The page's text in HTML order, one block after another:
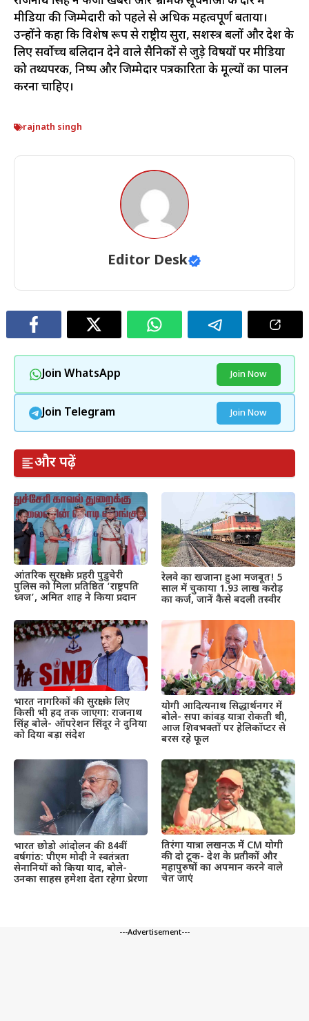
मीडिया की जिम्मेदारी को पहले से अधिक महत्वपूर्ण बताया।
उन्होंने कहा कि विशेष रूप से राष्ट्रीय सुरक्षा, सशस्त्र बलों और देश के
लिए सर्वोच्च बलिदान देने वाले सैनिकों से जुड़े विषयों पर मीडिया
को तथ्यपरक, निष्पक्ष और जिम्मेदार पत्रकारिता के मूल्यों का पालन
करना चाहिए।
rajnath singh
Editor Desk
Join WhatsApp Join Now
Join Telegram Join Now
और पढ़ें
आंतरिक सुरक्षा के प्रहरी पुडुचेरी
पुलिस को मिला प्रतिष्ठित ‘राष्ट्रपति
ध्वज’, अमित शाह ने किया प्रदान
रेलवे का खजाना हुआ मजबूत! 5
साल में चुकाया 1.93 लाख करोड़
का कर्ज, जानें कैसे बदली तस्वीर
भारत नागरिकों की सुरक्षा के लिए
किसी भी हद तक जाएगा: राजनाथ
सिंह बोले- ऑपरेशन सिंदूर ने दुनिया
को दिया बड़ा संदेश
योगी आदित्यनाथ सिद्धार्थनगर में
बोले- सपा कांवड़ यात्रा रोकती थी,
आज शिवभक्तों पर हेलिकॉप्टर से
बरस रहे फूल
भारत छोड़ो आंदोलन की 84वीं
वर्षगांठ: पीएम मोदी ने स्वतंत्रता
सेनानियों को किया याद, बोले-
उनका साहस हमेशा देता रहेगा प्रेरणा
तिरंगा यात्रा लखनऊ में CM योगी
की दो टूक- देश के प्रतीकों और
महापुरुषों का अपमान करने वाले
चेत जाएं
---Advertisement---